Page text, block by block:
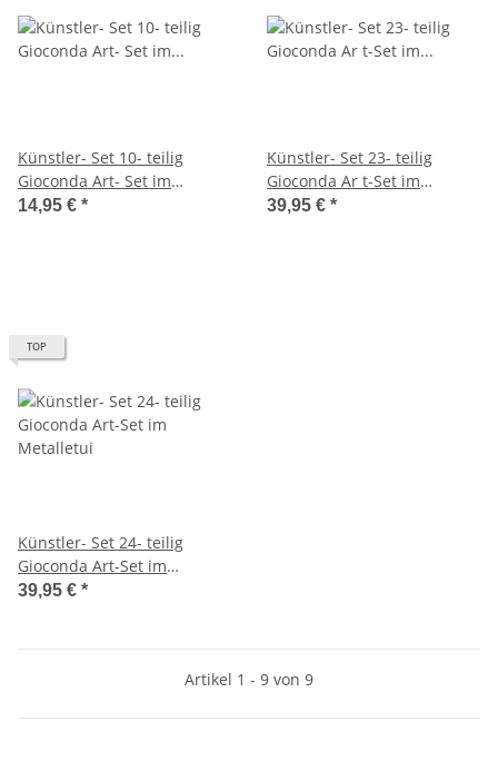
Künstler- Set 10- teilig
Gioconda Art- Set im
Metalletui
14,95 € *
Künstler- Set 23- teilig
Gioconda Ar t-Set im
Metalletui
39,95 € *
TOP
Künstler- Set 24- teilig
Gioconda Art-Set im
Metalletui
39,95 € *
Artikel 1 - 9 von 9